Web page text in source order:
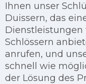
Ihnen unser
Duissern, das
Dienstleistungen
Schlössern
anrufen, und
schnell wie
der Lösung des